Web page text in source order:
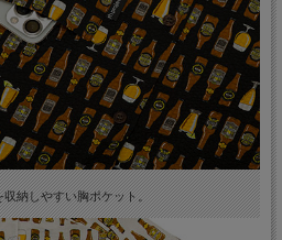
納しやすい胸ポケット。